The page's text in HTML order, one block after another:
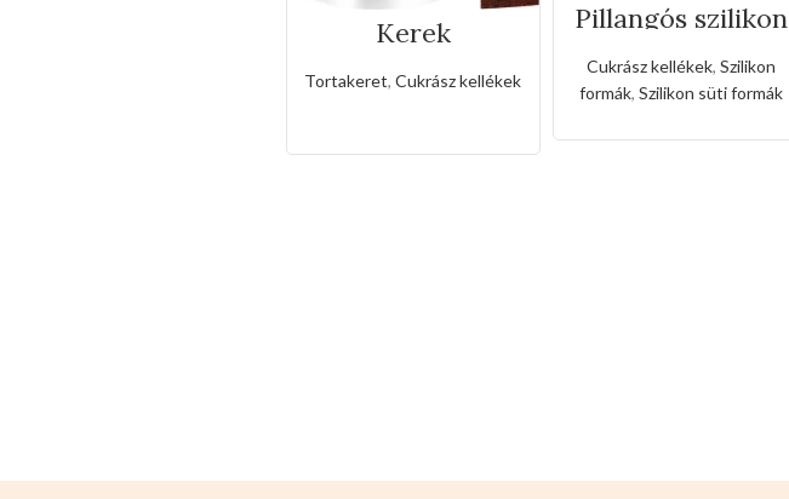
Kerek
állítható
sütőkeret-20cm
Tortakeret,Cukrász kellékek
Pillangós szilikon
forma
Cukrász kellékek, Szilikon
formák, Szilikon süti formák